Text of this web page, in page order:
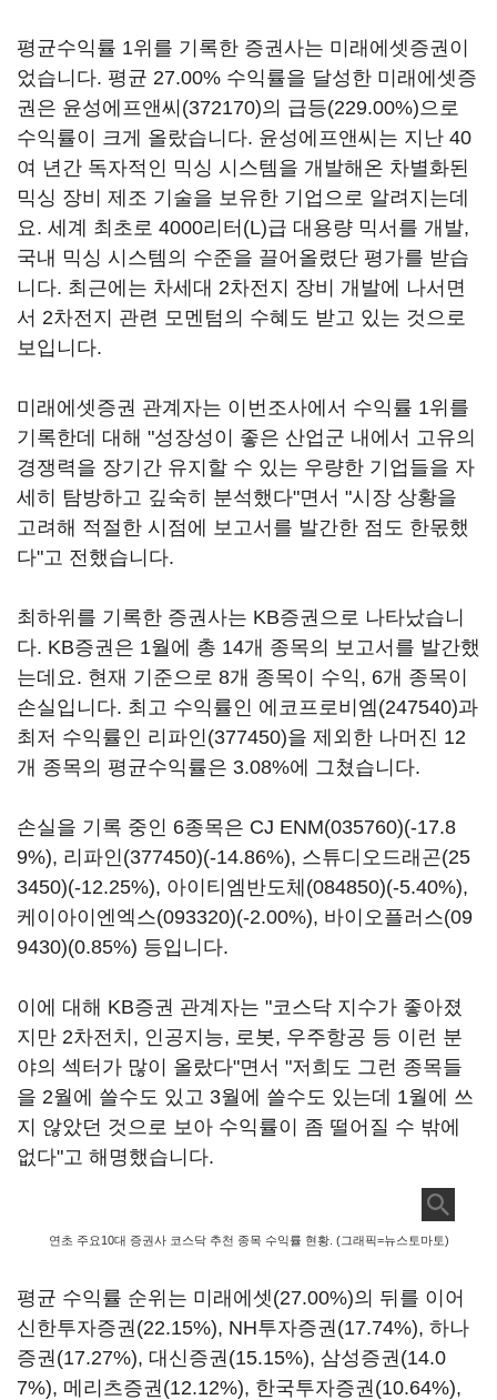
평균수익률 1위를 기록한 증권사는 미래에셋증권이
었습니다. 평균 27.00% 수익률을 달성한 미래에셋증
권은 윤성에프앤씨(372170)의 급등(229.00%)으로
수익률이 크게 올랐습니다. 윤성에프앤씨는 지난 40
여 년간 독자적인 믹싱 시스템을 개발해온 차별화된
믹싱 장비 제조 기술을 보유한 기업으로 알려지는데
요. 세계 최초로 4000리터(L)급 대용량 믹서를 개발,
국내 믹싱 시스템의 수준을 끌어올렸단 평가를 받습
니다. 최근에는 차세대 2차전지 장비 개발에 나서면
서 2차전지 관련 모멘텀의 수혜도 받고 있는 것으로
보입니다.
미래에셋증권 관계자는 이번조사에서 수익률 1위를
기록한데 대해 "성장성이 좋은 산업군 내에서 고유의
경쟁력을 장기간 유지할 수 있는 우량한 기업들을 자
세히 탐방하고 깊숙히 분석했다"면서 "시장 상황을
고려해 적절한 시점에 보고서를 발간한 점도 한몫했
다"고 전했습니다.
최하위를 기록한 증권사는 KB증권으로 나타났습니
다. KB증권은 1월에 총 14개 종목의 보고서를 발간했
는데요. 현재 기준으로 8개 종목이 수익, 6개 종목이
손실입니다. 최고 수익률인 에코프로비엠(247540)과
최저 수익률인 리파인(377450)을 제외한 나머진 12
개 종목의 평균수익률은 3.08%에 그쳤습니다.
손실을 기록 중인 6종목은 CJ ENM(035760)(-17.8
9%), 리파인(377450)(-14.86%), 스튜디오드래곤(25
3450)(-12.25%), 아이티엠반도체(084850)(-5.40%),
케이아이엔엑스(093320)(-2.00%), 바이오플러스(09
9430)(0.85%) 등입니다.
이에 대해 KB증권 관계자는 "코스닥 지수가 좋아졌
지만 2차전치, 인공지능, 로봇, 우주항공 등 이런 분
야의 섹터가 많이 올랐다"면서 "저희도 그런 종목들
을 2월에 쓸수도 있고 3월에 쓸수도 있는데 1월에 쓰
지 않았던 것으로 보아 수익률이 좀 떨어질 수 밖에
없다"고 해명했습니다.
연초 주요10대 증권사 코스닥 추천 종목 수익률 현황. (그래픽=뉴스토마토)
평균 수익률 순위는 미래에셋(27.00%)의 뒤를 이어
신한투자증권(22.15%), NH투자증권(17.74%), 하나
증권(17.27%), 대신증권(15.15%), 삼성증권(14.0
7%), 메리츠증권(12.12%), 한국투자증권(10.64%),